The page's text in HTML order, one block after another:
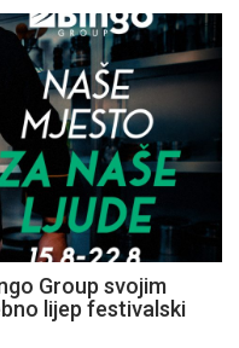
Group svojim
lijep festivalski